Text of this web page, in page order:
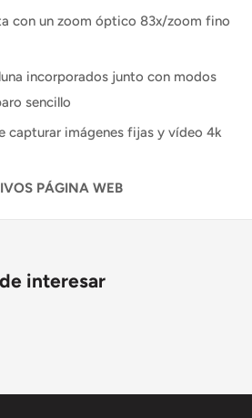
con un zoom óptico 83x/zoom fino
incorporados junto con modos
sencillo
capturar imágenes fijas y vídeo 4k
PÁGINA WEB
interesar